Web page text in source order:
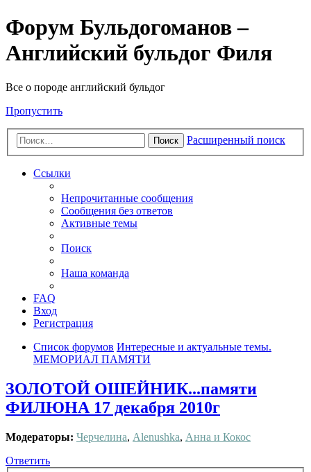
Форум Бульдогоманов –
Английский бульдог Филя
Все о породе английский бульдог
Пропустить
Поиск Расширенный поиск
Ссылки
Непрочитанные сообщения
Сообщения без ответов
Активные темы
Поиск
Наша команда
FAQ
Вход
Регистрация
Список форумов Интересные и актуальные темы.
МЕМОРИАЛ ПАМЯТИ
ЗОЛОТОЙ ОШЕЙНИК...памяти
ФИЛЮНА 17 декабря 2010г
Модераторы: Черчелина, Alenushka, Анна и Кокос
Ответить